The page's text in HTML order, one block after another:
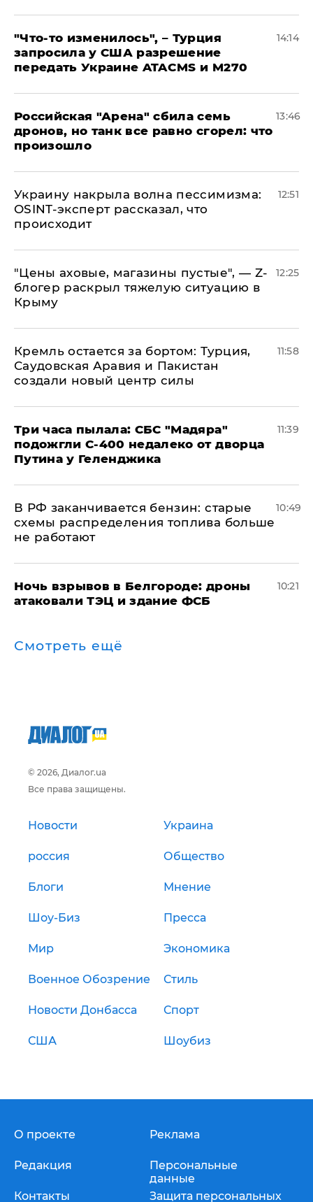
​"Что-то изменилось", – Турция
запросила у США разрешение
передать Украине ATACMS и M270
14:14
​Российская "Арена" сбила семь
дронов, но танк все равно сгорел: что
произошло
13:46
​Украину накрыла волна пессимизма:
OSINT-эксперт рассказал, что
происходит
12:51
​"Цены аховые, магазины пустые", — Z-
блогер раскрыл тяжелую ситуацию в
Крыму
12:25
​Кремль остается за бортом: Турция,
Саудовская Аравия и Пакистан
создали новый центр силы
11:58
Три часа пылала: СБС "Мадяра"
подожгли С-400 недалеко от дворца
Путина у Геленджика
11:39
​В РФ заканчивается бензин: старые
схемы распределения топлива больше
не работают
10:49
​Ночь взрывов в Белгороде: дроны
атаковали ТЭЦ и здание ФСБ
10:21
Смотреть ещё
© 2026, Диалог.ua
Все права защищены.
Новости Украина
россия Общество
Блоги Мнение
Шоу-Биз Пресса
Мир Экономика
Военное Обозрение Стиль
Новости Донбасса Спорт
США Шоубиз
О проекте
Редакция
Контакты
Реклама
Персональные
данные
Защита персональных